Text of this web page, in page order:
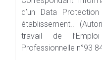
d’un Data
établissement..
travail de
Professionnelle n°93